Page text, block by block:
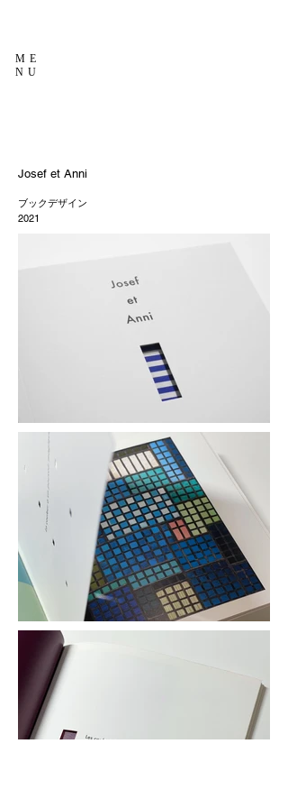
ME
NU
Josef et Anni
ブックデザイン
2021